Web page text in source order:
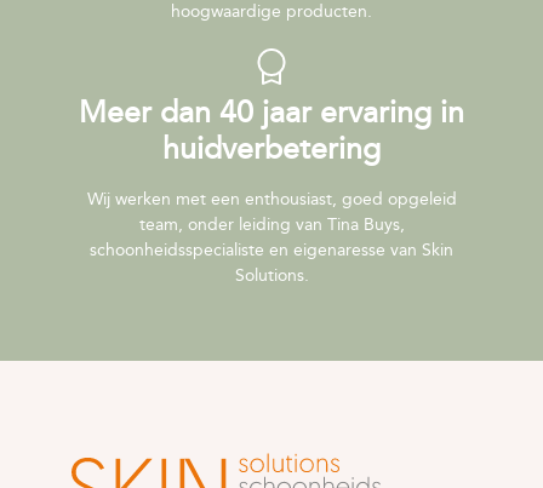
hoogwaardige producten.
Meer dan 40 jaar ervaring in
huidverbetering
Wij werken met een enthousiast, goed opgeleid
team, onder leiding van Tina Buys,
schoonheidsspecialiste en eigenaresse van Skin
Solutions.